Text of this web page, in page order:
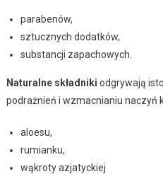
parabenów,
sztucznych dodatków,
substancji zapachowych.
Naturalne składniki odgrywają
podrażnień i wzmacnianiu naczyń
aloesu,
rumianku,
wąkroty azjatyckiej